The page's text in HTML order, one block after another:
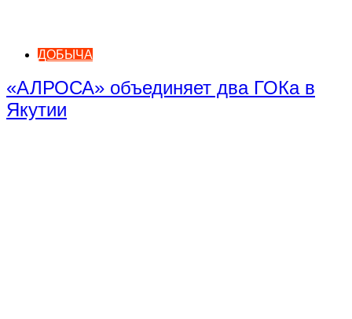
ДОБЫЧА
«АЛРОСА» объединяет два ГОКа в
Якутии